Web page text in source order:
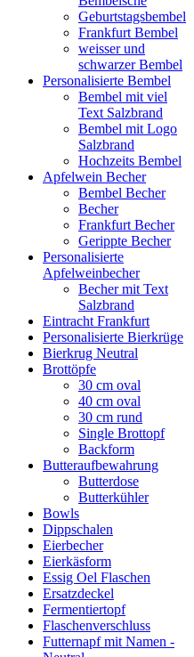
Geburtstagsbembel
Frankfurt Bembel
weisser und
schwarzer Bembel
Personalisierte Bembel
Bembel mit viel
Text Salzbrand
Bembel mit Logo
Salzbrand
Hochzeits Bembel
Apfelwein Becher
Bembel Becher
Becher
Frankfurt Becher
Gerippte Becher
Personalisierte
Apfelweinbecher
Becher mit Text
Salzbrand
Eintracht Frankfurt
Personalisierte Bierkrüge
Bierkrug Neutral
Brottöpfe
30 cm oval
40 cm oval
30 cm rund
Single Brottopf
Backform
Butteraufbewahrung
Butterdose
Butterkühler
Bowls
Dippschalen
Eierbecher
Eierkäsform
Essig Oel Flaschen
Ersatzdeckel
Fermentiertopf
Flaschenverschluss
Futternapf mit Namen -